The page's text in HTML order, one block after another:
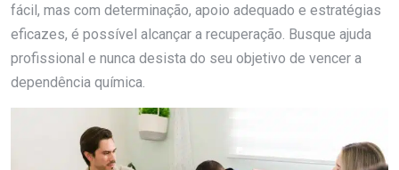
fácil, mas com determinação, apoio adequado e estratégias
eficazes, é possível alcançar a recuperação. Busque ajuda
profissional e nunca desista do seu objetivo de vencer a
dependência química.